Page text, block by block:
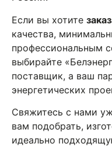
Если вы хотите
качества,
профессиональным
выбирайте
поставщик, а ваш
энергетических
Свяжитесь с нами
вам подобрать,
идеально